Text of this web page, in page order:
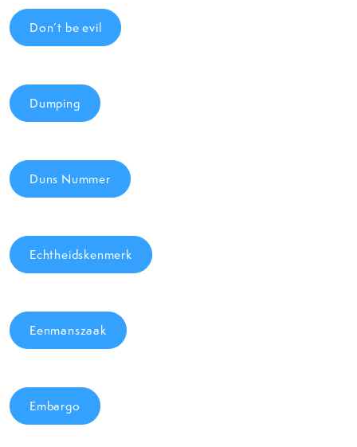
Don’t be evil
Dumping
Duns Nummer
Echtheidskenmerk
Eenmanszaak
Embargo